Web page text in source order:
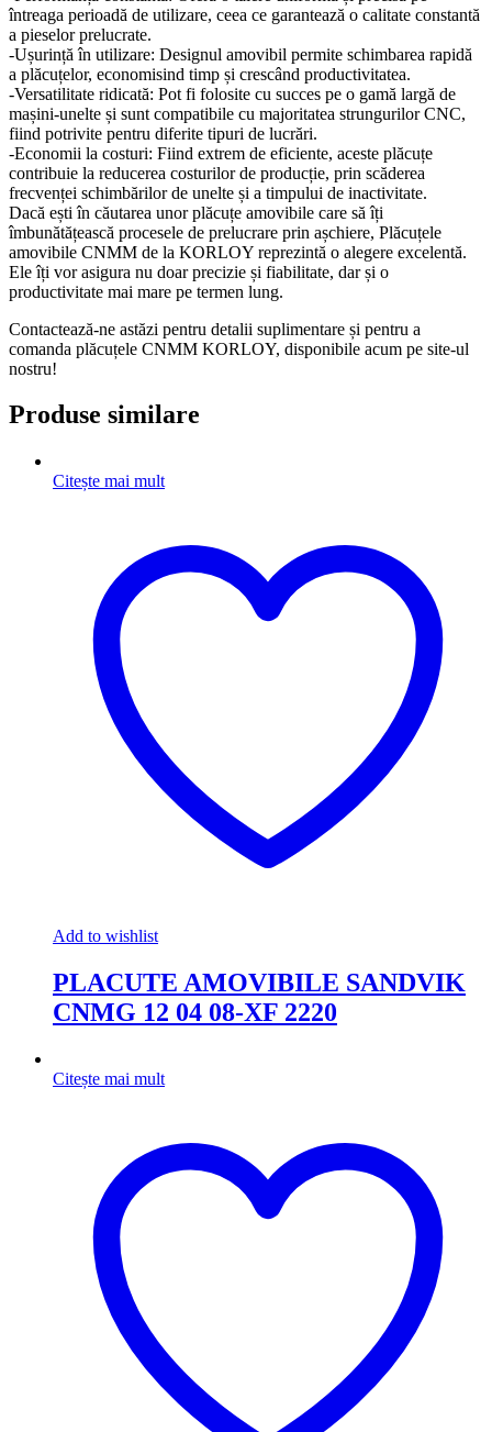
întreaga perioadă de utilizare, ceea ce garantează o calitate constantă
a pieselor prelucrate.
-Ușurință în utilizare: Designul amovibil permite schimbarea rapidă
a plăcuțelor, economisind timp și crescând productivitatea.
-Versatilitate ridicată: Pot fi folosite cu succes pe o gamă largă de
mașini-unelte și sunt compatibile cu majoritatea strungurilor CNC,
fiind potrivite pentru diferite tipuri de lucrări.
-Economii la costuri: Fiind extrem de eficiente, aceste plăcuțe
contribuie la reducerea costurilor de producție, prin scăderea
frecvenței schimbărilor de unelte și a timpului de inactivitate.
Dacă ești în căutarea unor plăcuțe amovibile care să îți
îmbunătățească procesele de prelucrare prin așchiere, Plăcuțele
amovibile CNMM de la KORLOY reprezintă o alegere excelentă.
Ele îți vor asigura nu doar precizie și fiabilitate, dar și o
productivitate mai mare pe termen lung.
Contactează-ne astăzi pentru detalii suplimentare și pentru a
comanda plăcuțele CNMM KORLOY, disponibile acum pe site-ul
nostru!
Produse similare
Citește mai mult
Add to wishlist
PLACUTE AMOVIBILE SANDVIK
CNMG 12 04 08-XF 2220
Citește mai mult